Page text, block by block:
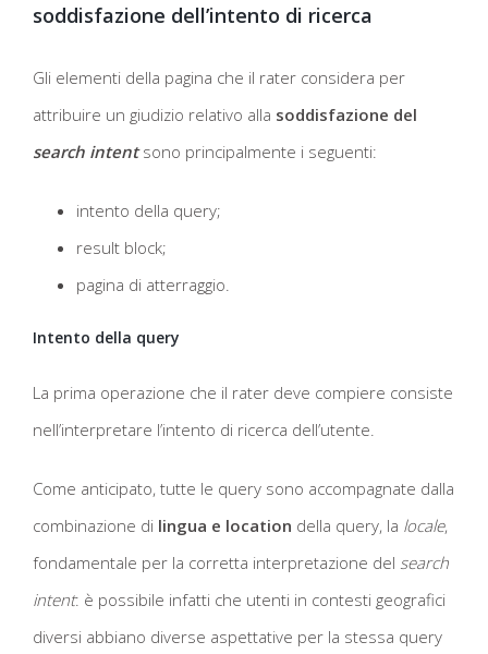
soddisfazione dell’intento di ricerca
Gli elementi della pagina che il rater considera per
attribuire un giudizio relativo alla soddisfazione del
search intentsono principalmente i seguenti:
intento della query;
result block;
pagina di atterraggio.
Intento della query
La prima operazione che il rater deve compiere consiste
nell’interpretare l’intento di ricerca dell’utente.
Come anticipato, tutte le query sono accompagnate dalla
combinazione di lingua e location della query, la locale,
fondamentale per la corretta interpretazione del search
intent: è possibile infatti che utenti in contesti geografici
diversi abbiano diverse aspettative per la stessa query